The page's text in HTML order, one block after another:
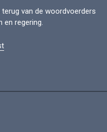
van de woordvoerders
en regering.